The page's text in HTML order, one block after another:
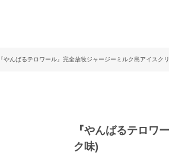
『やんばるテロワール』完全放牧ジャージーミルク島アイスク
『やんばるテロワ
ク味)